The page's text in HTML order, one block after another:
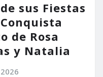
sus Fiestas
de Rosa
y Natalia